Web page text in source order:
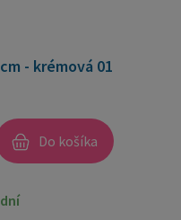
- krémová 01
Do košíka